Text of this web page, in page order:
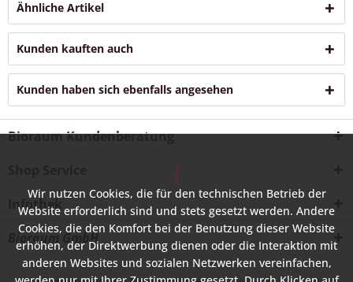
Ähnliche Artikel
Kunden kauften auch
Kunden haben sich ebenfalls angesehen
Bioraum Kundenberatung
Infothek
Bioraum GmbH
Wir nutzen Cookies, die für den technischen Betrieb der
Website erforderlich sind und stets gesetzt werden. Andere
Cookies, die den Komfort bei der Benutzung dieser Website
erhöhen, der Direktwerbung dienen oder die Interaktion mit
anderen Websites und sozialen Netzwerken vereinfachen,